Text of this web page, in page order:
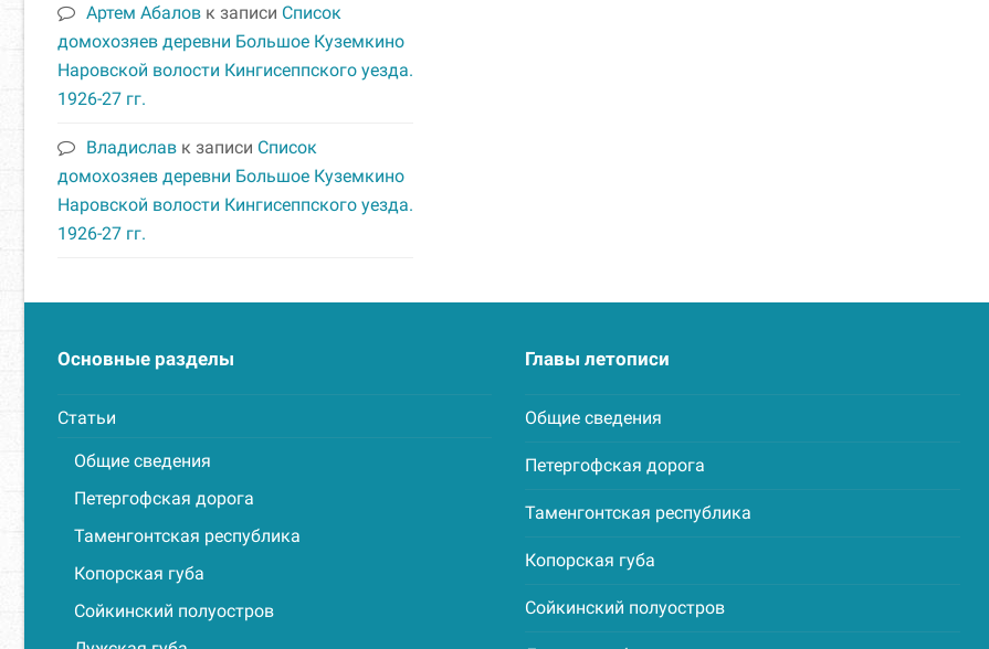
Артем Абалов к записи Список
домохозяев деревни Большое Куземкино
Наровской волости Кингисеппского уезда.
1926-27 гг.
Владислав к записи Список
домохозяев деревни Большое Куземкино
Наровской волости Кингисеппского уезда.
1926-27 гг.
Основные разделы
Статьи
Общие сведения
Петергофская дорога
Таменгонтская республика
Копорская губа
Сойкинский полуостров
Главы летописи
Общие сведения
Петергофская дорога
Таменгонтская республика
Копорская губа
Сойкинский полуостров